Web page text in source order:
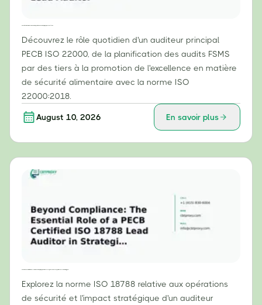
Découvrez le rôle quotidien d'un auditeur principal
PECB ISO 22000, de la planification des audits FSMS
par des tiers à la promotion de l'excellence en matière
de sécurité alimentaire avec la norme ISO
22000:2018.
August 10, 2026 En savoir plus
Explorez la norme ISO 18788 relative aux opérations
de sécurité et l'impact stratégique d'un auditeur